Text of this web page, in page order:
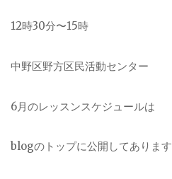
12時30分〜15時
中野区野方区民活動センター
6月のレッスンスケジュールは
blogのトップに公開してあります